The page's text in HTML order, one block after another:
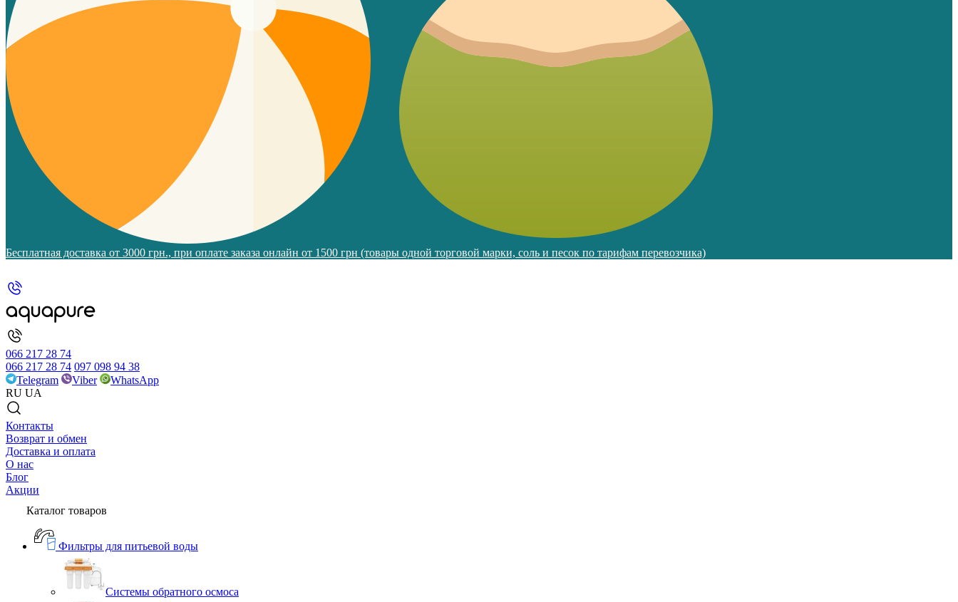
Бесплатная доставка от 3000 грн., при оплате заказа онлайн от 1500 грн (товары одной торговой марки, соль и песок по тарифам перевозчика)
066 217 28 74
066 217 28 74 097 098 94 38
Telegram
Viber
WhatsApp
RU UA
Контакты
Возврат и обмен
Доставка и оплата
О нас
Блог
Акции
Каталог товаров
Фильтры для питьевой воды
Системы обратного осмоса